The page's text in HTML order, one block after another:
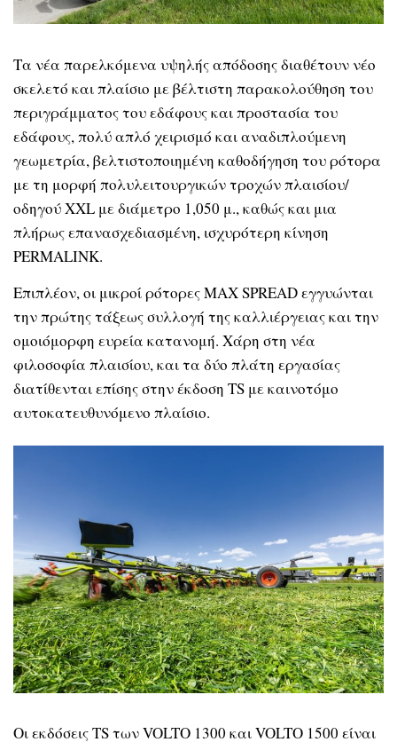
Τα νέα παρελκόμενα υψηλής απόδοσης διαθέτουν νέο
σκελετό και πλαίσιο με βέλτιστη παρακολούθηση του
περιγράμματος του εδάφους και προστασία του
εδάφους, πολύ απλό χειρισμό και αναδιπλούμενη
γεωμετρία, βελτιστοποιημένη καθοδήγηση του ρότορα
με τη μορφή πολυλειτουργικών τροχών πλαισίου/
οδηγού XXL με διάμετρο 1,050 μ., καθώς και μια
πλήρως επανασχεδιασμένη, ισχυρότερη κίνηση
PERMALINK.
Επιπλέον, οι μικροί ρότορες MAX SPREAD εγγυώνται
την πρώτης τάξεως συλλογή της καλλιέργειας και την
ομοιόμορφη ευρεία κατανομή. Χάρη στη νέα
φιλοσοφία πλαισίου, και τα δύο πλάτη εργασίας
διατίθενται επίσης στην έκδοση TS με καινοτόμο
αυτοκατευθυνόμενο πλαίσιο.
Οι εκδόσεις TS των VOLTO 1300 και VOLTO 1500 είναι